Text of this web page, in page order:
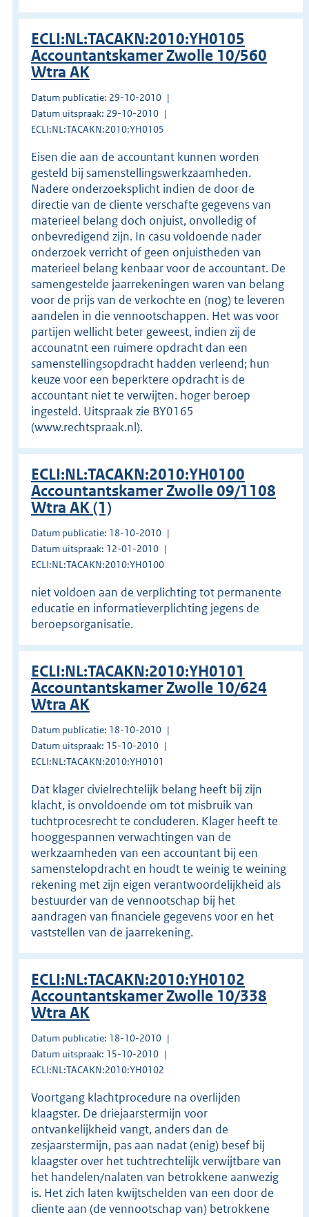
ECLI:NL:TACAKN:2010:YH0105
Accountantskamer Zwolle 10/560
Wtra AK
Datum publicatie: 29-10-2010
Datum uitspraak: 29-10-2010
ECLI:NL:TACAKN:2010:YH0105
Eisen die aan de accountant kunnen worden
gesteld bij samenstellingswerkzaamheden.
Nadere onderzoeksplicht indien de door de
directie van de cliente verschafte gegevens van
materieel belang doch onjuist, onvolledig of
onbevredigend zijn. In casu voldoende nader
onderzoek verricht of geen onjuistheden van
materieel belang kenbaar voor de accountant. De
samengestelde jaarrekeningen waren van belang
voor de prijs van de verkochte en (nog) te leveren
aandelen in die vennootschappen. Het was voor
partijen wellicht beter geweest, indien zij de
accounatnt een ruimere opdracht dan een
samenstellingsopdracht hadden verleend; hun
keuze voor een beperktere opdracht is de
accountant niet te verwijten. hoger beroep
ingesteld. Uitspraak zie BY0165
(www.rechtspraak.nl).
ECLI:NL:TACAKN:2010:YH0100
Accountantskamer Zwolle 09/1108
Wtra AK (1)
Datum publicatie: 18-10-2010
Datum uitspraak: 12-01-2010
ECLI:NL:TACAKN:2010:YH0100
niet voldoen aan de verplichting tot permanente
educatie en informatieverplichting jegens de
beroepsorganisatie.
ECLI:NL:TACAKN:2010:YH0101
Accountantskamer Zwolle 10/624
Wtra AK
Datum publicatie: 18-10-2010
Datum uitspraak: 15-10-2010
ECLI:NL:TACAKN:2010:YH0101
Dat klager civielrechtelijk belang heeft bij zijn
klacht, is onvoldoende om tot misbruik van
tuchtprocesrecht te concluderen. Klager heeft te
hooggespannen verwachtingen van de
werkzaamheden van een accountant bij een
samenstelopdracht en houdt te weinig te weining
rekening met zijn eigen verantwoordelijkheid als
bestuurder van de vennootschap bij het
aandragen van financiele gegevens voor en het
vaststellen van de jaarrekening.
ECLI:NL:TACAKN:2010:YH0102
Accountantskamer Zwolle 10/338
Wtra AK
Datum publicatie: 18-10-2010
Datum uitspraak: 15-10-2010
ECLI:NL:TACAKN:2010:YH0102
Voortgang klachtprocedure na overlijden
klaagster. De driejaarstermijn voor
ontvankelijkheid vangt, anders dan de
zesjaarstermijn, pas aan nadat (enig) besef bij
klaagster over het tuchtrechtelijk verwijtbare van
het handelen/nalaten van betrokkene aanwezig
is. Het zich laten kwijtschelden van een door de
cliente aan (de vennootschap van) betrokkene